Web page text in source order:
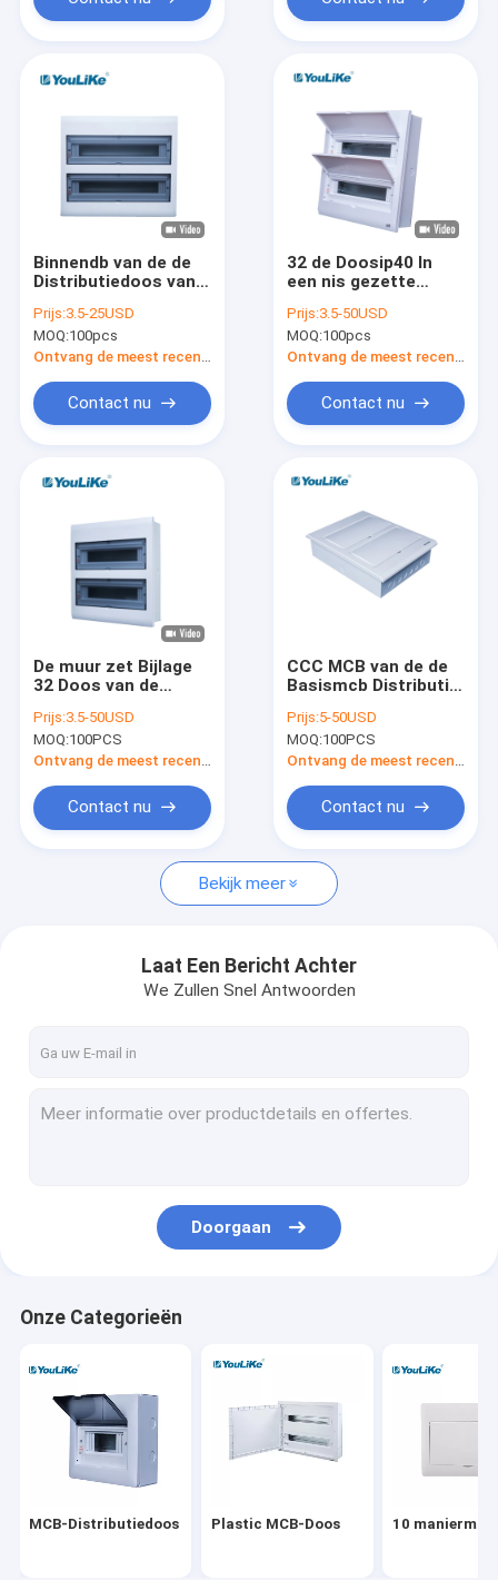
Ongeveer ons
Fabrieksreis
Nieuws
Gevallen
MCB-Distributiedoos
10 maniermcb Doos
Enige Fasemcb Doos
Gelijk zet Distributiedoos op
Het openluchtcomité van de Machtsdistributie
Equipotentiale Doos
Binnendb van de de
Distributiedoos van
Elektro Plastic
Bijlage
Prijs:3.5-25USD
MOQ:100pcs
Ontvang de meest recente Prijs
Contact nu
32 de Doosip40 In
een nis gezette
Bijlage van de manier
Elektromcb
Distributie
Prijs:3.5-50USD
MOQ:100pcs
Ontvang de meest recente Prijs
Contact nu
De muur zet Bijlage
32 Doos van de
Elektromcb
Distributie met DIN-
Spoor
Prijs:3.5-50USD
MOQ:100PCS
Ontvang de meest recente Prijs
Contact nu
CCC MCB van de de
Basismcb Distributie
Plastic Metaal de
Doosvloed op
Prijs:5-50USD
MOQ:100PCS
Ontvang de meest recente Prijs
Contact nu
Bekijk meer
Laat Een Bericht Achter
We Zullen Snel Antwoorden
Doorgaan
Onze Categorieën
MCB-Distributiedoos Plastic MCB-Doos 10 maniermcb